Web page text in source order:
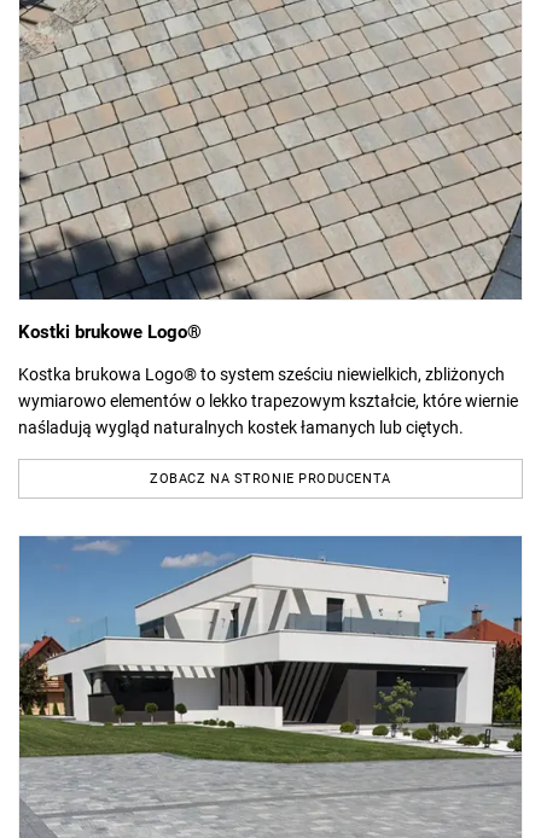
Kostki brukowe Logo®
Kostka brukowa Logo® to system sześciu niewielkich, zbliżonych
wymiarowo elementów o lekko trapezowym kształcie, które wiernie
naśladują wygląd naturalnych kostek łamanych lub ciętych.
ZOBACZ NA STRONIE PRODUCENTA